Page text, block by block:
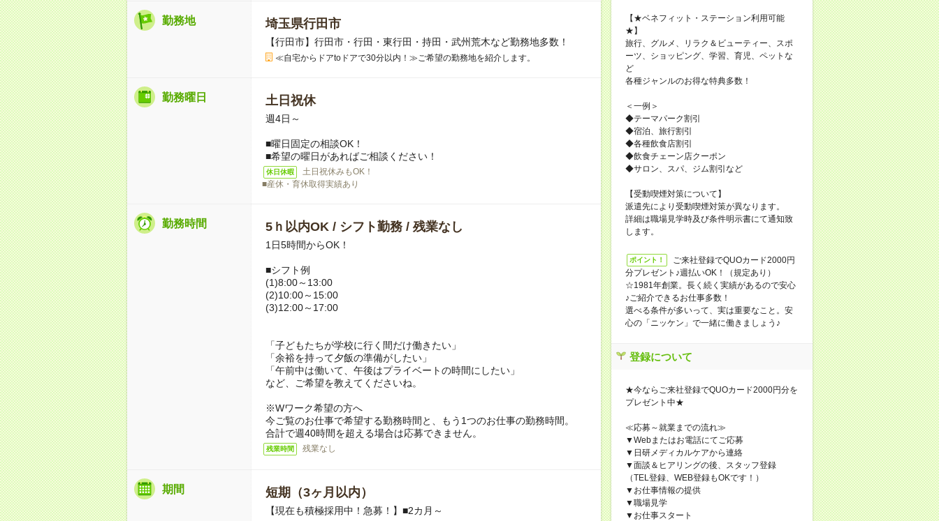
勤務地 埼玉県行田市
【行田市】行田市・行田・東行田・持田・武州荒木など勤務地多数！
≪自宅からドアtoドアで30分以内！≫ご希望の勤務地を紹介します。
勤務曜日 土日祝休
週4日～
■曜日固定の相談OK！
■希望の曜日があればご相談ください！
休日休暇
土日祝休みもOK！
■産休・育休取得実績あり
勤務時間 5ｈ以内OK / シフト勤務 / 残業なし
1日5時間からOK！
■シフト例
(1)8:00～13:00
(2)10:00～15:00
(3)12:00～17:00
「子どもたちが学校に行く間だけ働きたい」
「余裕を持って夕飯の準備がしたい」
「午前中は働いて、午後はプライベートの時間にしたい」
など、ご希望を教えてくださいね。
※Wワーク希望の方へ
今ご覧のお仕事で希望する勤務時間と、もう1つのお仕事の勤務時間。
合計で週40時間を超える場合は応募できません。
残業時間 残業なし
期間 短期（3ヶ月以内）
【現在も積極採用中！急募！】■2カ月～
【★ベネフィット・ステーション利用可能
★】
旅行、グルメ、リラク＆ビューティー、スポ
ーツ、ショッピング、学習、育児、ペットな
ど
各種ジャンルのお得な特典多数！
＜一例＞
◆テーマパーク割引
◆宿泊、旅行割引
◆各種飲食店割引
◆飲食チェーン店クーポン
◆サロン、スパ、ジム割引など
【受動喫煙対策について】
派遣先により受動喫煙対策が異なります。
詳細は職場見学時及び条件明示書にて通知致
します。
ポイント！
ご来社登録でQUOカード2000円
分プレゼント♪週払いOK！（規定あり）
☆1981年創業。長く続く実績があるので安心
♪ご紹介できるお仕事多数！
選べる条件が多いって、実は重要なこと。安
心の「ニッケン」で一緒に働きましょう♪
登録について
★今ならご来社登録でQUOカード2000円分を
プレゼント中★
≪応募～就業までの流れ≫
▼Webまたはお電話にてご応募
▼日研メディカルケアから連絡
▼面談＆ヒアリングの後、スタッフ登録
（TEL登録、WEB登録もOKです！）
▼お仕事情報の提供
▼職場見学
▼お仕事スタート